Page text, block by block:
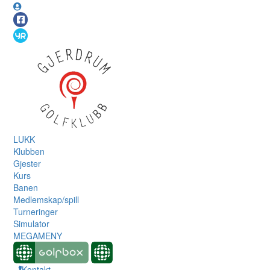
LUKK
Klubben
Gjester
Kurs
Banen
Medlemskap/spill
Turneringer
Simulator
MEGAMENY